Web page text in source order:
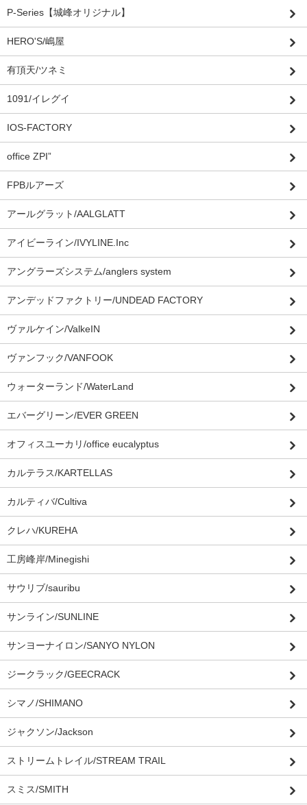
P-Series【城峰オリジナル】
HERO'S/嶋屋
有頂天/ツネミ
1091/イレグイ
IOS-FACTORY
office ZPI”
FPBルアーズ
アールグラット/AALGLATT
アイビーライン/IVYLINE.Inc
アングラーズシステム/anglers system
アンデッドファクトリー/UNDEAD FACTORY
ヴァルケイン/ValkeIN
ヴァンフック/VANFOOK
ウォーターランド/WaterLand
エバーグリーン/EVER GREEN
オフィスユーカリ/office eucalyptus
カルテラス/KARTELLAS
カルティバ/Cultiva
クレハ/KUREHA
工房峰岸/Minegishi
サウリブ/sauribu
サンライン/SUNLINE
サンヨーナイロン/SANYO NYLON
ジークラック/GEECRACK
シマノ/SHIMANO
ジャクソン/Jackson
ストリームトレイル/STREAM TRAIL
スミス/SMITH